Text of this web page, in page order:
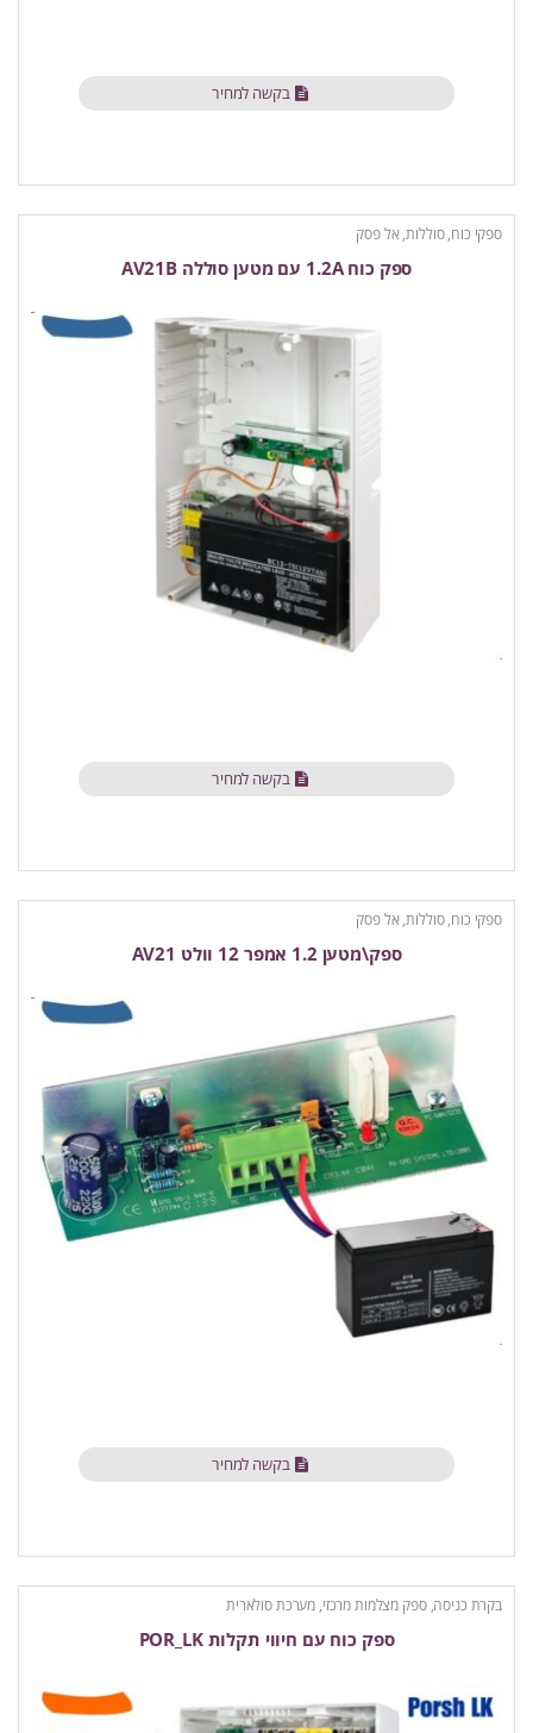
בקשה למחיר
ספקי כוח, סוללות, אל פסק
ספק כוח 1.2A עם מטען סוללה AV21B
בקשה למחיר
ספקי כוח, סוללות, אל פסק
ספק\מטען 1.2 אמפר 12 וולט AV21
בקשה למחיר
בקרת כניסה,ספק מצלמות מרכזי, מערכת סולארית
ספק כוח עם חיווי תקלות POR_LK